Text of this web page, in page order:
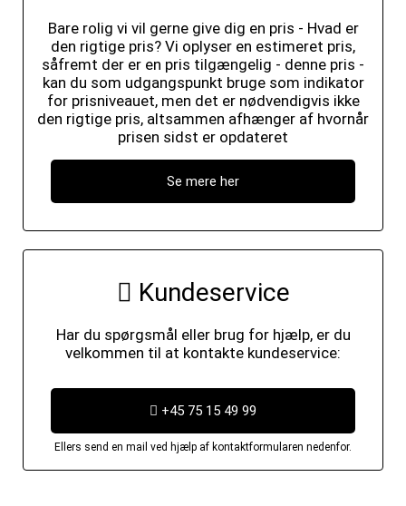
Bare rolig vi vil gerne give dig en pris - Hvad er
den rigtige pris? Vi oplyser en estimeret pris,
såfremt der er en pris tilgængelig - denne pris -
kan du som udgangspunkt bruge som indikator
for prisniveauet, men det er nødvendigvis ikke
den rigtige pris, altsammen afhænger af hvornår
prisen sidst er opdateret
Se mere her
Kundeservice
Har du spørgsmål eller brug for hjælp, er du
velkommen til at kontakte kundeservice:
+45 75 15 49 99
Ellers send en mail ved hjælp af kontaktformularen nedenfor.